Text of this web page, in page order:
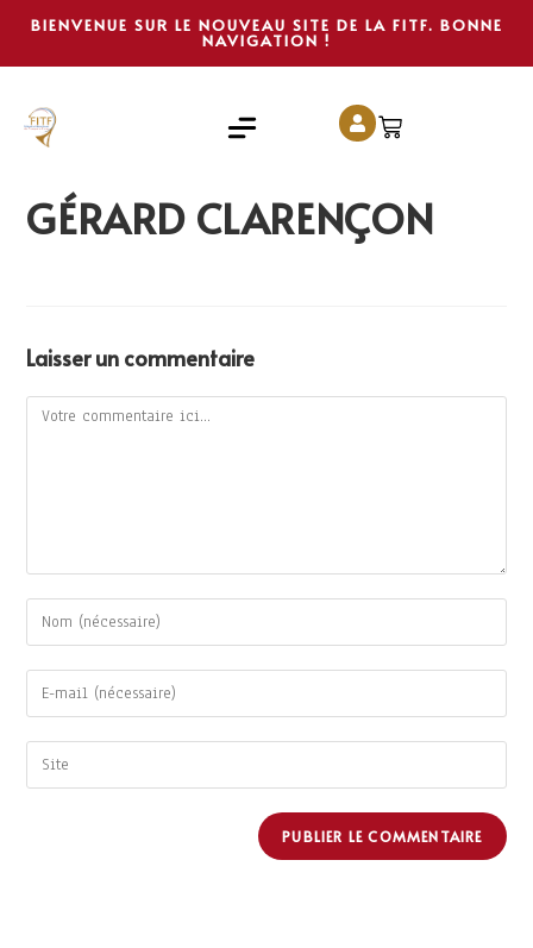
BIENVENUE SUR LE NOUVEAU SITE DE LA FITF. BONNE
NAVIGATION !
GÉRARD CLARENÇON
Laisser un commentaire